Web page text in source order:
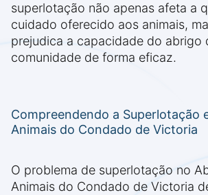
superlotação não apenas afeta a
cuidado oferecido aos animais,
prejudica a capacidade do abrigo
comunidade de forma eficaz.
Compreendendo a Superlotação
Animais do Condado de Victoria
O problema de superlotação no
Animais do Condado de Victoria